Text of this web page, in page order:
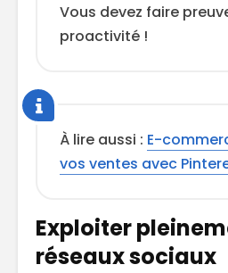
Vous devez faire
proactivité !
À lire aussi : E-
vos ventes avec
Exploiter
réseaux sociaux